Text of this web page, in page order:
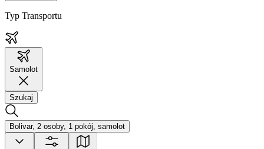
Typ Transportu
Samolot
Szukaj
Bolivar, 2 osoby, 1 pokój, samolot